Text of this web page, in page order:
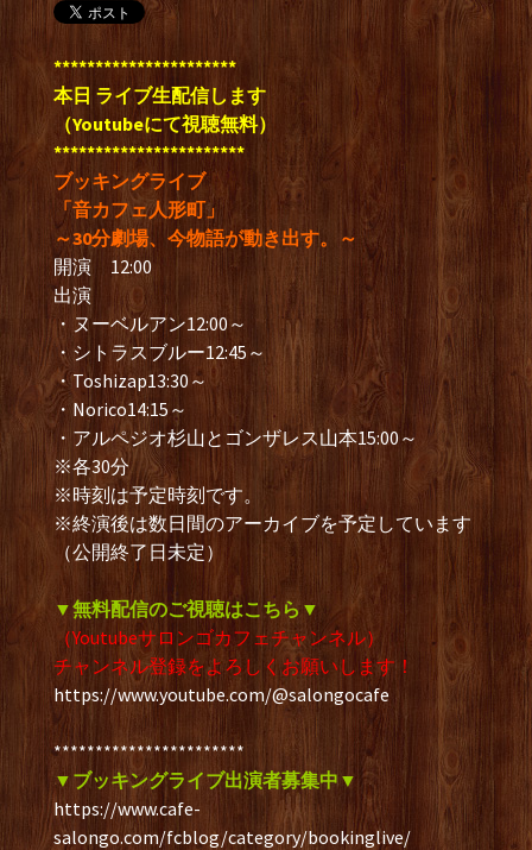
**********************
本日 ライブ生配信します
（Youtubeにて視聴無料）
***********************
ブッキングライブ
「音カフェ人形町」
～30分劇場、今物語が動き出す。～
開演 12:00
出演
・ヌーベルアン12:00～
・シトラスブルー12:45～
・Toshizap13:30～
・Norico14:15～
・アルペジオ杉山とゴンザレス山本15:00～
※各30分
※時刻は予定時刻です。
※終演後は数日間のアーカイブを予定しています
（公開終了日未定）
▼無料配信のご視聴はこちら▼
（Youtubeサロンゴカフェチャンネル）
チャンネル登録をよろしくお願いします！
https://www.youtube.com/@salongocafe
***********************
▼ブッキングライブ出演者募集中▼
https://www.cafe-
salongo.com/fcblog/category/bookinglive/